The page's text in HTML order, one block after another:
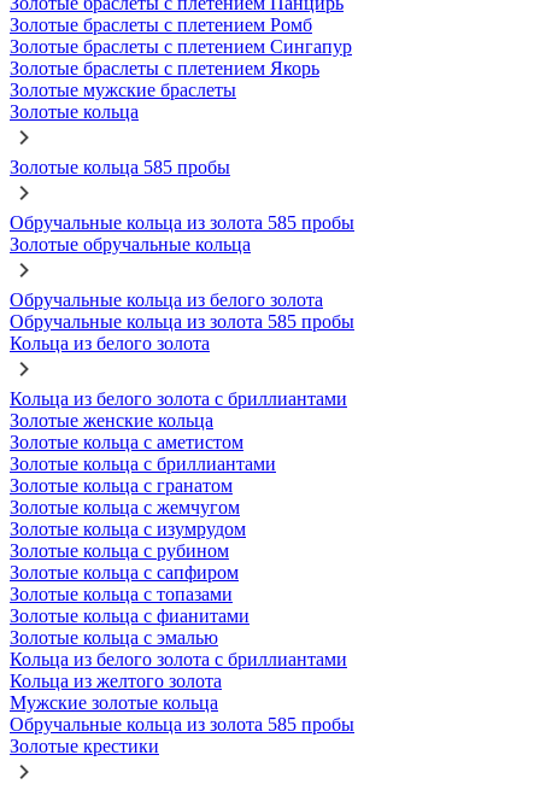
Золотые браслеты с плетением Ромб
Золотые браслеты с плетением Сингапур
Золотые браслеты с плетением Якорь
Золотые мужские браслеты
Золотые кольца
Золотые кольца 585 пробы
Обручальные кольца из золота 585 пробы
Золотые обручальные кольца
Обручальные кольца из белого золота
Обручальные кольца из золота 585 пробы
Кольца из белого золота
Кольца из белого золота с бриллиантами
Золотые женские кольца
Золотые кольца с аметистом
Золотые кольца с бриллиантами
Золотые кольца с гранатом
Золотые кольца с жемчугом
Золотые кольца с изумрудом
Золотые кольца с рубином
Золотые кольца с сапфиром
Золотые кольца с топазами
Золотые кольца с фианитами
Золотые кольца с эмалью
Кольца из белого золота с бриллиантами
Кольца из желтого золота
Мужские золотые кольца
Обручальные кольца из золота 585 пробы
Золотые крестики